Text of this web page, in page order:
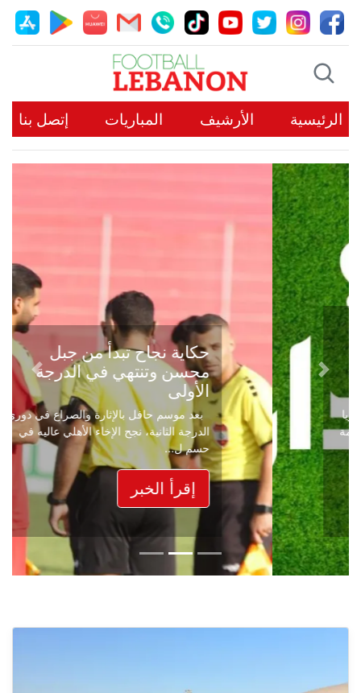
الرئيسية الأرشيف المباريات إتصل بنا
حكاية نجاح تبدأ من جبل
محسن وتنتهي في الدرجة
الأولى
بعد موسم حافل بالإثارة والصراع في دوري
الدرجة الثانية، نجح الإخاء الأهلي عاليه في
حسم ل...
إقرأ الخبر
Previous
Next